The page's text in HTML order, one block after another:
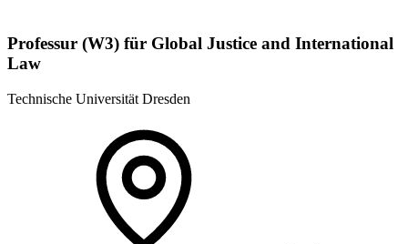
Professur (W3) für Global Justice and International
Law
Technische Universität Dresden